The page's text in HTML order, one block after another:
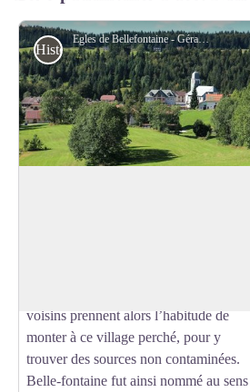
Egles de Bellefontaine - Gérard Gerbod
Histoire et Patrimoine
voisins prennent alors l’habitude de
monter à ce village perché, pour y
trouver des sources non contaminées.
Belle-fontaine fut ainsi nommé au sens